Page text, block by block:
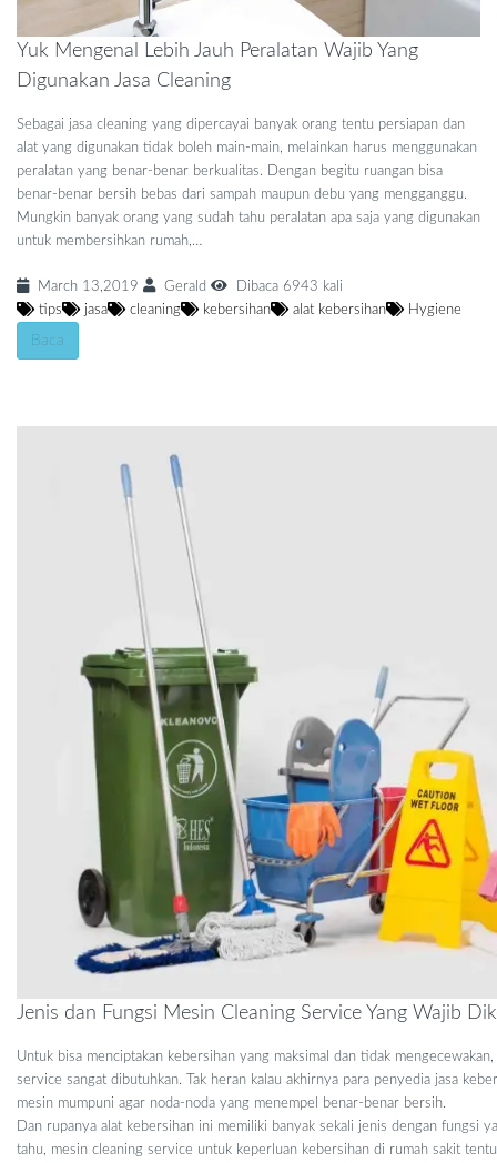
Yuk Mengenal Lebih Jauh Peralatan Wajib Yang
Digunakan Jasa Cleaning
Sebagai jasa cleaning yang dipercayai banyak orang tentu persiapan dan
alat yang digunakan tidak boleh main-main, melainkan harus menggunakan
peralatan yang benar-benar berkualitas. Dengan begitu ruangan bisa
benar-benar bersih bebas dari sampah maupun debu yang mengganggu.
Mungkin banyak orang yang sudah tahu peralatan apa saja yang digunakan
untuk membersihkan rumah,…
March 13,2019 Gerald
Dibaca 6943 kali
tips
jasa cleaning kebersihan alat kebersihan Hygiene
Baca
Jenis dan Fungsi Mesin Cleaning Service Yang Wajib
Untuk bisa menciptakan kebersihan yang maksimal dan tidak
service sangat dibutuhkan. Tak heran kalau akhirnya para penyedia jasa
mesin mumpuni agar noda-noda yang menempel benar-benar bersih.
Dan rupanya alat kebersihan ini memiliki banyak sekali jenis dengan fungsi
tahu, mesin cleaning service untuk keperluan kebersihan di rumah sakit